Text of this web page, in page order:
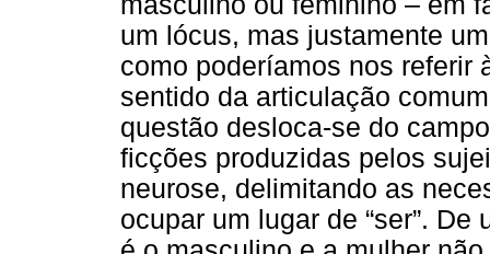
um lócus, mas justamente
como poderíamos nos referir
sentido da articulação
questão desloca-se do
ficções produzidas pelos
neurose, delimitando as
ocupar um lugar de “ser”.